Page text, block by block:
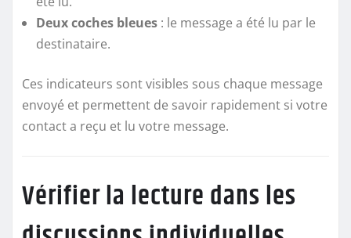
Deux coches bleues : le message a été lu par le
destinataire.
Ces indicateurs sont visibles sous chaque message
envoyé et permettent de savoir rapidement si votre
contact a reçu et lu votre message.
Vérifier la lecture dans les